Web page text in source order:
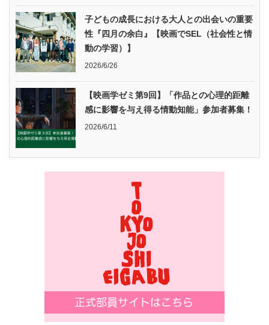
子どもの成長における大人との出会いの重要
性『四月の余白』【映画でSEL（社会性と情
動の学習）】
2026/6/26
【映画学ゼミ第9回】「作品との心理的距離
感に影響を与え得る情動知能」参加者募集！
2026/6/11